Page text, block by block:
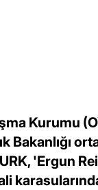
Kurumu
Bakanlığı
'Ergun